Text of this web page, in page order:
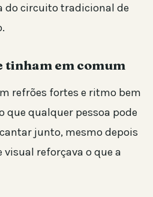
do circuito tradicional de
tinham em comum
refrões fortes e ritmo bem
que qualquer pessoa pode
junto, mesmo depois
visual reforçava o que a